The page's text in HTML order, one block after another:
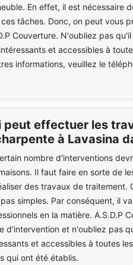
En effet, il est nécessaire
tâches. Donc, on peut vous
Couverture. N'oubliez pas
et accessibles à
informations, veuillez le
peut effectuer les
à Lavasina
nombre d'interventions
Il faut faire en sorte de
des travaux de traitement.
simples. Par conséquent, il
en la matière. A.S.D.P
d'intervention et n'oubliez pas
et accessibles à toutes
qui ont été établis.